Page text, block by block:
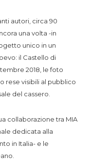
autori, circa 90
una volta -in
unico in un
il Castello di
2018, le foto
rese visibili al pubblico
del cassero.
collaborazione tra MIA
dedicata alla
in Italia- e le